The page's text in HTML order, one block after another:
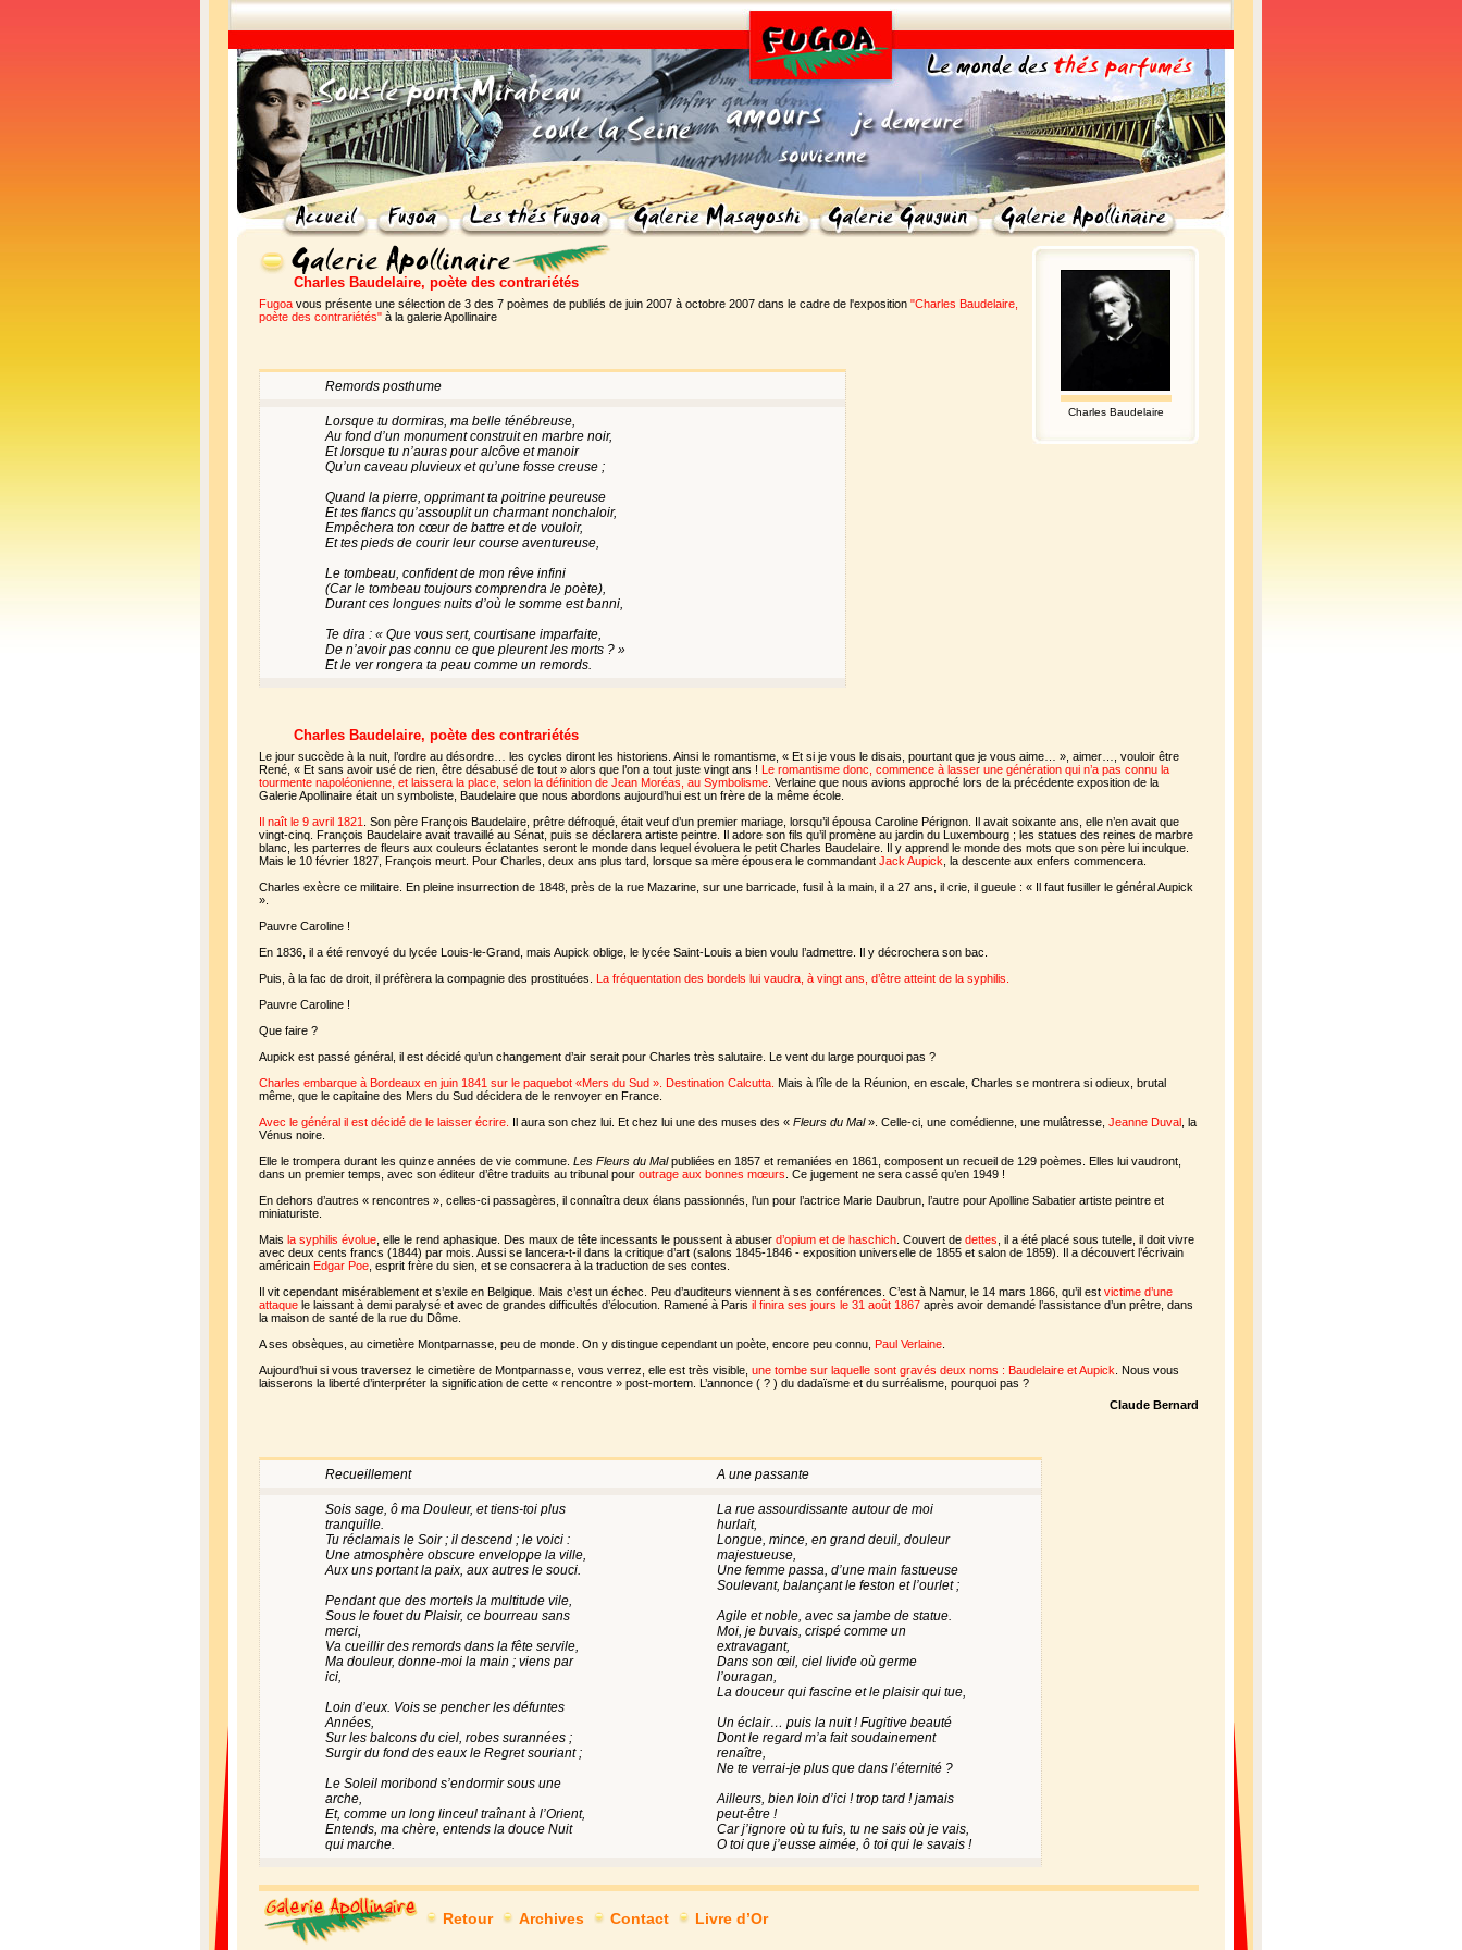
Charles Baudelaire
Charles Baudelaire, poète des contrariétés
Fugoa vous présente une sélection de 3 des 7 poèmes de publiés de juin 2007 à octobre 2007 dans le cadre de l'exposition "Charles Baudelaire,
poète des contrariétés" à la galerie Apollinaire
Remords posthume
Lorsque tu dormiras, ma belle ténébreuse,
Au fond d’un monument construit en marbre noir,
Et lorsque tu n’auras pour alcôve et manoir
Qu’un caveau pluvieux et qu’une fosse creuse ;
Quand la pierre, opprimant ta poitrine peureuse
Et tes flancs qu’assouplit un charmant nonchaloir,
Empêchera ton cœur de battre et de vouloir,
Et tes pieds de courir leur course aventureuse,
Le tombeau, confident de mon rêve infini
(Car le tombeau toujours comprendra le poète),
Durant ces longues nuits d’où le somme est banni,
Te dira : « Que vous sert, courtisane imparfaite,
De n’avoir pas connu ce que pleurent les morts ? »
Et le ver rongera ta peau comme un remords.
Charles Baudelaire, poète des contrariétés
Le jour succède à la nuit, l’ordre au désordre… les cycles diront les historiens. Ainsi le romantisme, « Et si je vous le disais, pourtant que je vous aime… », aimer…, vouloir être
René, « Et sans avoir usé de rien, être désabusé de tout » alors que l’on a tout juste vingt ans ! Le romantisme donc, commence à lasser une génération qui n’a pas connu la
tourmente napoléonienne, et laissera la place, selon la définition de Jean Moréas, au Symbolisme . Verlaine que nous avions approché lors de la précédente exposition de la
Galerie Apollinaire était un symboliste, Baudelaire que nous abordons aujourd’hui est un frère de la même école.
Il naît le 9 avril 1821
. Son père François Baudelaire, prêtre défroqué, était veuf d’un premier mariage, lorsqu’il épousa Caroline Pérignon. Il avait soixante ans, elle n’en avait que
vingt-cinq. François Baudelaire avait travaillé au Sénat, puis se déclarera artiste peintre. Il adore son fils qu’il promène au jardin du Luxembourg ; les statues des reines de marbre
blanc, les parterres de fleurs aux couleurs éclatantes seront le monde dans lequel évoluera le petit Charles Baudelaire. Il y apprend le monde des mots que son père lui inculque.
Mais le 10 février 1827, François meurt. Pour Charles, deux ans plus tard, lorsque sa mère épousera le commandant Jack Aupick , la descente aux enfers commencera.
Charles exècre ce militaire. En pleine insurrection de 1848, près de la rue Mazarine, sur une barricade, fusil à la main, il a 27 ans, il crie, il gueule : « Il faut fusiller le général Aupick
».
Pauvre Caroline !
En 1836, il a été renvoyé du lycée Louis-le-Grand, mais Aupick oblige, le lycée Saint-Louis a bien voulu l’admettre. Il y décrochera son bac.
Puis, à la fac de droit, il préfèrera la compagnie des prostituées. La fréquentation des bordels lui vaudra, à vingt ans, d’être atteint de la syphilis.
Pauvre Caroline !
Que faire ?
Aupick est passé général, il est décidé qu’un changement d’air serait pour Charles très salutaire. Le vent du large pourquoi pas ?
Charles embarque à Bordeaux en juin 1841 sur le paquebot «Mers du Sud ». Destination Calcutta. Mais à l’île de la Réunion, en escale, Charles se montrera si odieux, brutal
même, que le capitaine des Mers du Sud décidera de le renvoyer en France.
Avec le général il est décidé de le laisser écrire. Il aura son chez lui. Et chez lui une des muses des « Fleurs du Mal». Celle-ci, une comédienne, une mulâtresse, Jeanne Duval , la
Vénus noire.
Elle le trompera durant les quinze années de vie commune. Les Fleurs du Malpubliées en 1857 et remaniées en 1861, composent un recueil de 129 poèmes. Elles lui vaudront,
dans un premier temps, avec son éditeur d’être traduits au tribunal pour outrage aux bonnes mœurs . Ce jugement ne sera cassé qu’en 1949 !
En dehors d’autres « rencontres », celles-ci passagères, il connaîtra deux élans passionnés, l’un pour l’actrice Marie Daubrun, l’autre pour Apolline Sabatier artiste peintre et
miniaturiste.
Mais la syphilis évolue , elle le rend aphasique. Des maux de tête incessants le poussent à abuser d’opium et de haschich . Couvert de dettes , il a été placé sous tutelle, il doit vivre
avec deux cents francs (1844) par mois. Aussi se lancera-t-il dans la critique d’art (salons 1845-1846 - exposition universelle de 1855 et salon de 1859). Il a découvert l’écrivain
américain Edgar Poe , esprit frère du sien, et se consacrera à la traduction de ses contes.
Il vit cependant misérablement et s’exile en Belgique. Mais c’est un échec. Peu d’auditeurs viennent à ses conférences. C’est à Namur, le 14 mars 1866, qu’il est victime d’une
attaque le laissant à demi paralysé et avec de grandes difficultés d’élocution. Ramené à Paris il finira ses jours le 31 août 1867 après avoir demandé l’assistance d’un prêtre, dans
la maison de santé de la rue du Dôme.
A ses obsèques, au cimetière Montparnasse, peu de monde. On y distingue cependant un poète, encore peu connu, Paul Verlaine
Aujourd’hui si vous traversez le cimetière de Montparnasse, vous verrez, elle est très visible, une tombe sur laquelle sont gravés deux noms : Baudelaire et Aupick . Nous vous
laisserons la liberté d’interpréter la signification de cette « rencontre » post-mortem. L’annonce ( ? ) du dadaïsme et du surréalisme, pourquoi pas ?
Claude Bernard
Recueillement A une passante
Sois sage, ô ma Douleur, et tiens-toi plus
tranquille.
Tu réclamais le Soir ; il descend ; le voici :
Une atmosphère obscure enveloppe la ville,
Aux uns portant la paix, aux autres le souci.
Pendant que des mortels la multitude vile,
Sous le fouet du Plaisir, ce bourreau sans
merci,
Va cueillir des remords dans la fête servile,
Ma douleur, donne-moi la main ; viens par
ici,
Loin d’eux. Vois se pencher les défuntes
Années,
Sur les balcons du ciel, robes surannées ;
Surgir du fond des eaux le Regret souriant ;
Le Soleil moribond s’endormir sous une
arche,
Et, comme un long linceul traînant à l’Orient,
Entends, ma chère, entends la douce Nuit
qui marche.
La rue assourdissante autour de moi
hurlait,
Longue, mince, en grand deuil, douleur
majestueuse,
Une femme passa, d’une main fastueuse
Soulevant, balançant le feston et l’ourlet ;
Agile et noble, avec sa jambe de statue.
Moi, je buvais, crispé comme un
extravagant,
Dans son œil, ciel livide où germe
l’ouragan,
La douceur qui fascine et le plaisir qui tue,
Un éclair… puis la nuit ! Fugitive beauté
Dont le regard m’a fait soudainement
renaître,
Ne te verrai-je plus que dans l’éternité ?
Ailleurs, bien loin d’ici ! trop tard ! jamais
peut-être !
Car j’ignore où tu fuis, tu ne sais où je vais,
O toi que j’eusse aimée, ô toi qui le savais !
Retour Archives Contact Livre d’Or